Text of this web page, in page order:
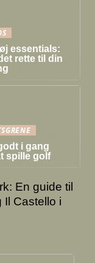
essentials:
rette til din
i gang
spille golf
En guide til
Il Castello i